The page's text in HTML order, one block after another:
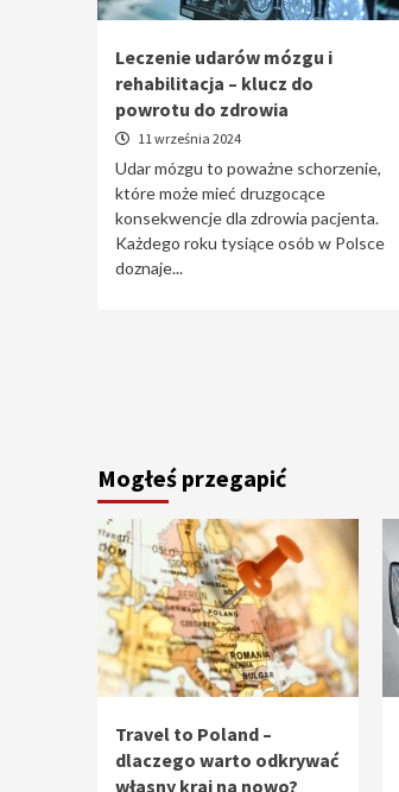
Leczenie udarów mózgu i
rehabilitacja – klucz do
powrotu do zdrowia
11 września 2024
Udar mózgu to poważne schorzenie,
które może mieć druzgocące
konsekwencje dla zdrowia pacjenta.
Każdego roku tysiące osób w Polsce
doznaje...
Mogłeś przegapić
Travel to Poland –
dlaczego warto odkrywać
własny kraj na nowo?